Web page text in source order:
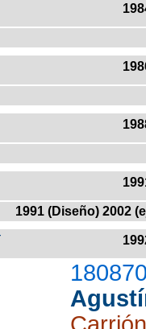
1991 (Diseño) 2002